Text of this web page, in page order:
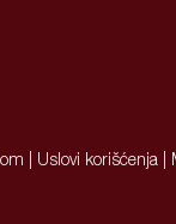
| Uslovi korišćenja